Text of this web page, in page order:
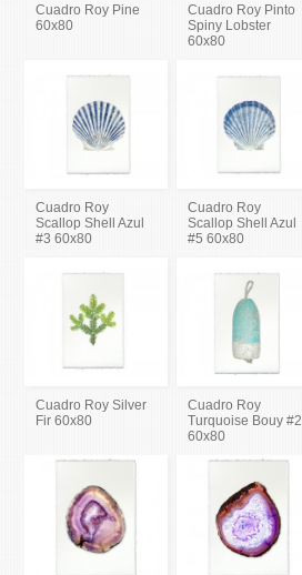
Cuadro Roy Pine
60x80
Cuadro Roy Pinto
Spiny Lobster
60x80
Cuadro Roy
Scallop Shell Azul
#3 60x80
Cuadro Roy
Scallop Shell Azul
#5 60x80
Cuadro Roy Silver
Fir 60x80
Cuadro Roy
Turquoise Bouy #2
60x80